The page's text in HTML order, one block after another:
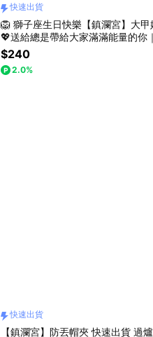
快速出貨
🦁 獅子座生日快樂【鎮瀾宮】大
💖送給總是帶給大家滿滿能量的你
過爐加持｜升遷順利｜學業進步｜
通安全｜身體健康｜生日禮物｜送
$240
2.0%
快速出貨
【鎮瀾宮】防丟帽夾 快速出貨 過